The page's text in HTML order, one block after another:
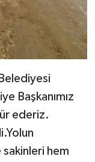
Başkanımız
ederiz.
sakinleri hem